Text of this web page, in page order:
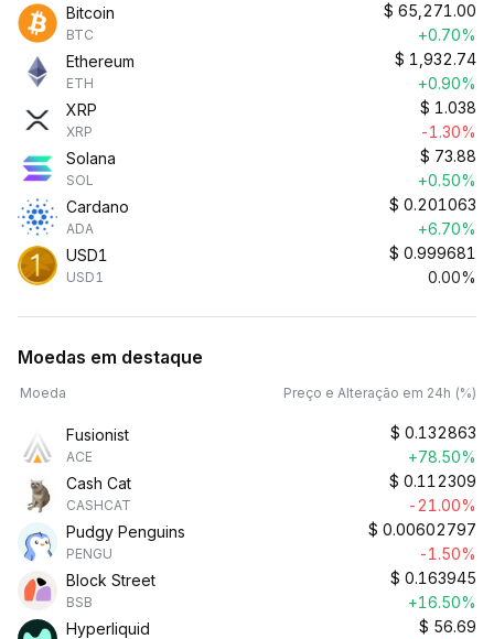
Bitcoin
BTC
$ 65,271.00
+0.70%
Ethereum
ETH
$ 1,932.74
+0.90%
XRP
XRP
$ 1.038
-1.30%
Solana
SOL
$ 73.88
+0.50%
Cardano
ADA
$ 0.201063
+6.70%
USD1
USD1
$ 0.999681
0.00%
Moedas em destaque
Moeda Preço e Alteração em 24h (%)
Fusionist
ACE
$ 0.132863
+78.50%
Cash Cat
CASHCAT
$ 0.112309
-21.00%
Pudgy Penguins
PENGU
$ 0.00602797
-1.50%
Block Street
BSB
$ 0.163945
+16.50%
Hyperliquid
$ 56.69